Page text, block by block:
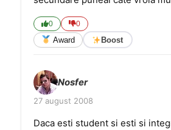
0 0
Award Boost
Nosfer
27 august 2008
Daca esti student si esti si